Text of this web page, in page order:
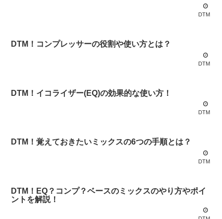
DTM
DTM！コンプレッサーの役割や使い方とは？
DTM
DTM！イコライザー(EQ)の効果的な使い方！
DTM
DTM！覚えておきたいミックスの6つの手順とは？
DTM
DTM！EQ？コンプ？ベースのミックスのやり方やポイ
ントを解説！